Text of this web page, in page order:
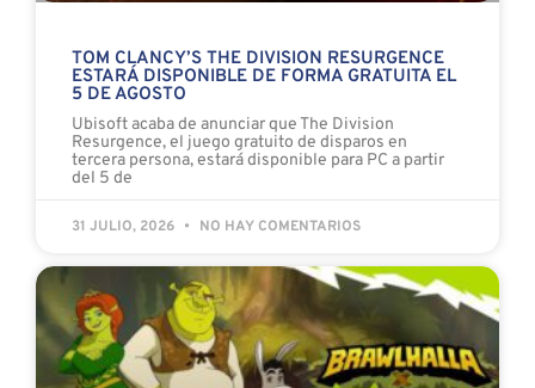
TOM CLANCY’S THE DIVISION RESURGENCE
ESTARÁ DISPONIBLE DE FORMA GRATUITA EL
5 DE AGOSTO
Ubisoft acaba de anunciar que The Division
Resurgence, el juego gratuito de disparos en
tercera persona, estará disponible para PC a partir
del 5 de
31 JULIO, 2026 NO HAY COMENTARIOS